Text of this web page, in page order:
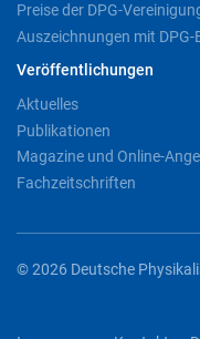
Preise der DPG-
Auszeichnungen mit DPG-
Veröffentlichungen
Aktuelles
Publikationen
Magazine und Online-
Fachzeitschriften
© 2026 Deutsche